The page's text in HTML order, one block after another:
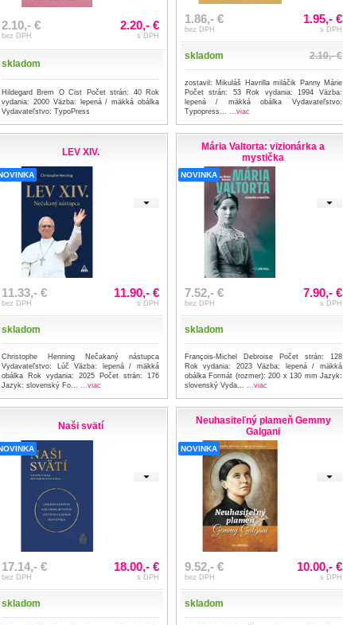
2.10,- €
bez DPH
2.20,- €
s DPH
skladom
Hildegard Brem O Cist Počet strán: 40 Rok
vydania: 2000 Väzba: lepená / mäkká obálka
Vydavateľstvo: TypoPress
1.86,- €
bez DPH
1.95,- €
s DPH
skladom 2.10,- €
zostavil: Mikuláš Havrilla miláčik Panny Márie
Počet strán: 53 Rok vydania: 1994 Väzba:
lepená / mäkká obálka Vydavateľstvo:
Typopress...
...viac
LEV XIV.
11.33,- €
bez DPH
11.90,- €
s DPH
skladom
Christophe Henning Nečakaný nástupca
Vydavateľstvo: Lúč Väzba: lepená / mäkká
obálka Rok vydania: 2025 Počet strán: 176
Jazyk: slovenský Fo...
...viac
Mária Valtorta: vizionárka a
mystička
NOVINKA
7.52,- €
bez DPH
7.90,- €
s DPH
skladom
François-Michel Debroise Počet strán: 128
Rok vydania: 2023 Väzba: lepená / mäkká
obálka Formát (rozmer): 200 x 130 mm Jazyk:
slovenský Vyda...
...viac
Naši svätí
17.14,- €
bez DPH
18.00,- €
s DPH
skladom
Neuhasiteľný plameň Gemmy
Galgani
NOVINKA
9.52,- €
bez DPH
10.00,- €
s DPH
skladom